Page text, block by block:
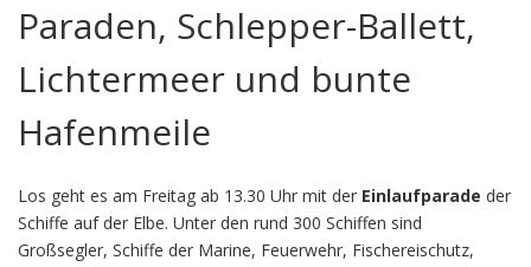
Paraden, Schlepper-Ballett,
Lichtermeer und bunte
Hafenmeile
Los geht es am Freitag ab 13.30 Uhr mit der Einlaufparade der
Schiffe auf der Elbe. Unter den rund 300 Schiffen sind
Großsegler, Schiffe der Marine, Feuerwehr, Fischereischutz,